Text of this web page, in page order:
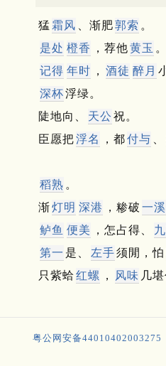
猛 霜风 、渐肥郭索 。
是处 橙香 ，荐他黄玉 。
记得 年时 ， 酒徒 醉月
深杯浮绿。
陡地向、
天公 祝。
臣愿把浮名 ，都付与
稻熟 。
渐灯明 深港 ，糁破 一溪
鲈鱼 便美 ，怎占得、
第一 是、 左手须閒，怕
只紫蛤红螺 ， 风味 几堪
粤公网安备44010402003275